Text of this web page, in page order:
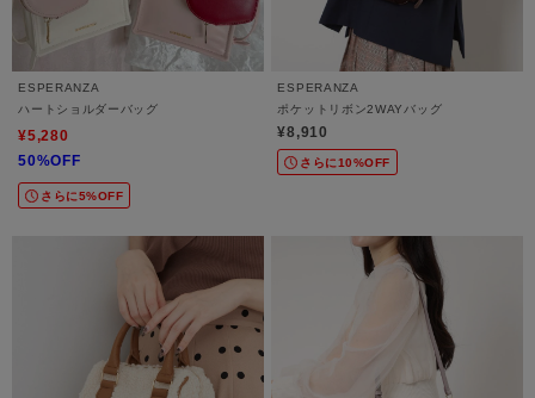
ESPERANZA
ハートショルダーバッグ
¥5,280
50%OFF
さらに5%OFF
ESPERANZA
ポケットリボン2WAYバッグ
¥8,910
さらに10%OFF